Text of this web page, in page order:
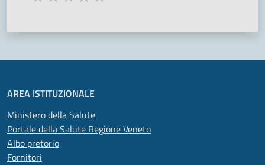
AREA ISTITUZIONALE
Ministero della Salute
Portale della Salute Regione Veneto
Albo pretorio
Fornitori